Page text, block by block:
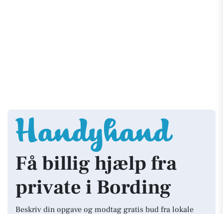
Få billig hjælp fra
private i Bording
Beskriv din opgave og modtag gratis bud fra lokale